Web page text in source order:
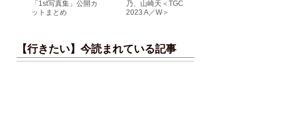
「1st写真集」公開カ
ットまとめ
乃、山崎天＜TGC
2023 A／W＞
【行きたい】今読まれている記事